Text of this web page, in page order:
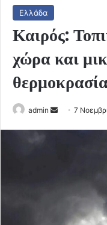
Ελλάδα
Καιρός:
χώρα και
admin
Send7